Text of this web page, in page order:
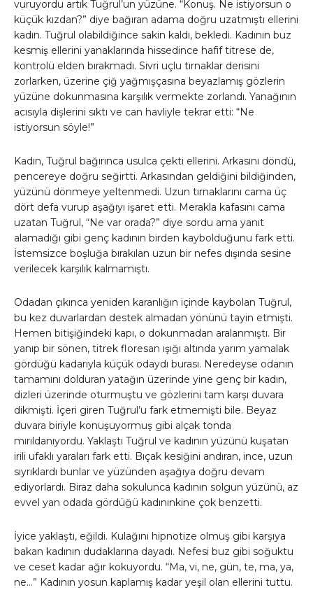
vuruyordu artık Tuğrul’un yüzüne. “Konuş. Ne istiyorsun o
küçük kızdan?” diye bağıran adama doğru uzatmıştı ellerini
kadın. Tuğrul olabildiğince sakin kaldı, bekledi. Kadının buz
kesmiş ellerini yanaklarında hissedince hafif titrese de,
kontrolü elden bırakmadı. Sivri uçlu tırnaklar derisini
zorlarken, üzerine çiğ yağmışçasına beyazlamış gözlerin
yüzüne dokunmasına karşılık vermekte zorlandı. Yanağının
acısıyla dişlerini sıktı ve can havliyle tekrar etti: “Ne
istiyorsun söyle!”
Kadın, Tuğrul bağırınca usulca çekti ellerini. Arkasını döndü,
pencereye doğru seğirtti. Arkasından geldiğini bildiğinden,
yüzünü dönmeye yeltenmedi. Uzun tırnaklarını cama üç
dört defa vurup aşağıyı işaret etti. Merakla kafasını cama
uzatan Tuğrul, “Ne var orada?” diye sordu ama yanıt
alamadığı gibi genç kadının birden kaybolduğunu fark etti.
İstemsizce boşluğa bırakılan uzun bir nefes dışında sesine
verilecek karşılık kalmamıştı.
Odadan çıkınca yeniden karanlığın içinde kaybolan Tuğrul,
bu kez duvarlardan destek almadan yönünü tayin etmişti.
Hemen bitişiğindeki kapı, o dokunmadan aralanmıştı. Bir
yanıp bir sönen, titrek floresan ışığı altında yarım yamalak
gördüğü kadarıyla küçük odaydı burası. Neredeyse odanın
tamamını dolduran yatağın üzerinde yine genç bir kadın,
dizleri üzerinde oturmuştu ve gözlerini tam karşı duvara
dikmişti. İçeri giren Tuğrul’u fark etmemişti bile. Beyaz
duvara biriyle konuşuyormuş gibi alçak tonda
mırıldanıyordu. Yaklaştı Tuğrul ve kadının yüzünü kuşatan
irili ufaklı yaraları fark etti. Bıçak kesiğini andıran, ince, uzun
sıyrıklardı bunlar ve yüzünden aşağıya doğru devam
ediyorlardı. Biraz daha sokulunca kadının solgun yüzünü, az
evvel yan odada gördüğü kadınınkine çok benzetti.
İyice yaklaştı, eğildi. Kulağını hipnotize olmuş gibi karşıya
bakan kadının dudaklarına dayadı. Nefesi buz gibi soğuktu
ve ceset kadar ağır kokuyordu. “Ma, vi, ne, gün, te, ma, ya,
ne…” Kadının yosun kaplamış kadar yeşil olan ellerini tuttu.